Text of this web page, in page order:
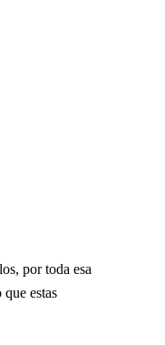
por toda esa
estas